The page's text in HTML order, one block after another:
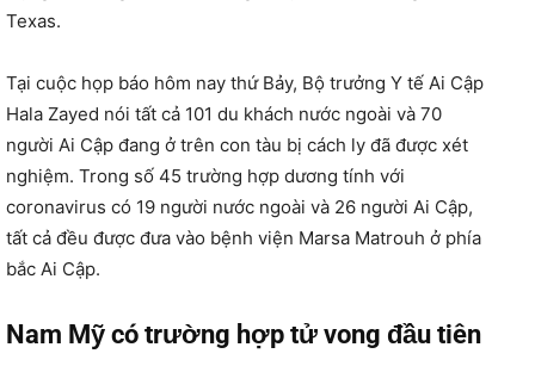
Texas.
Tại cuộc họp báo hôm nay thứ Bảy, Bộ trưởng Y tế Ai Cập
Hala Zayed nói tất cả 101 du khách nước ngoài và 70
người Ai Cập đang ở trên con tàu bị cách ly đã được xét
nghiệm. Trong số 45 trường hợp dương tính với
coronavirus có 19 người nước ngoài và 26 người Ai Cập,
tất cả đều được đưa vào bệnh viện Marsa Matrouh ở phía
bắc Ai Cập.
Nam Mỹ có trường hợp tử vong đầu tiên